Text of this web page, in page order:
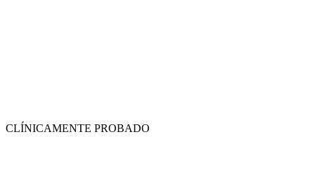
CLÍNICAMENTE PROBADO